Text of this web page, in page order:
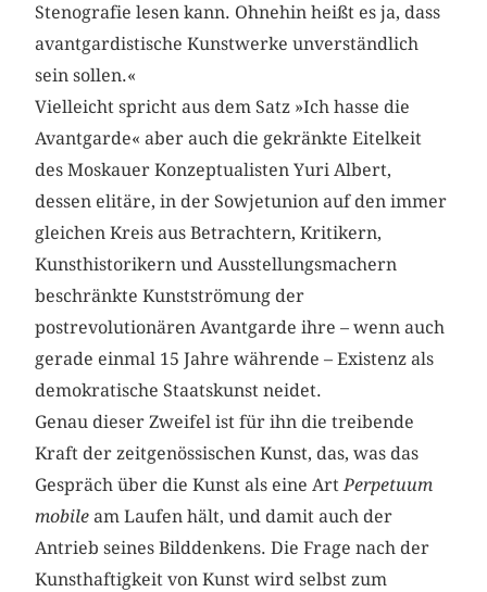
Stenografie lesen kann. Ohnehin heißt es ja, dass
avantgardistische Kunstwerke unverständlich
sein sollen.«
Vielleicht spricht aus dem Satz »Ich hasse die
Avantgarde« aber auch die gekränkte Eitelkeit
des Moskauer Konzeptualisten Yuri Albert,
dessen elitäre, in der Sowjetunion auf den immer
gleichen Kreis aus Betrachtern, Kritikern,
Kunsthistorikern und Ausstellungsmachern
beschränkte Kunstströmung der
postrevolutionären Avantgarde ihre – wenn auch
gerade einmal 15 Jahre währende – Existenz als
demokratische Staatskunst neidet.
Genau dieser Zweifel ist für ihn die treibende
Kraft der zeitgenössischen Kunst, das, was das
Gespräch über die Kunst als eine ArtPerpetuum
mobile am Laufen hält, und damit auch der
Antrieb seines Bilddenkens. Die Frage nach der
Kunsthaftigkeit von Kunst wird selbst zum